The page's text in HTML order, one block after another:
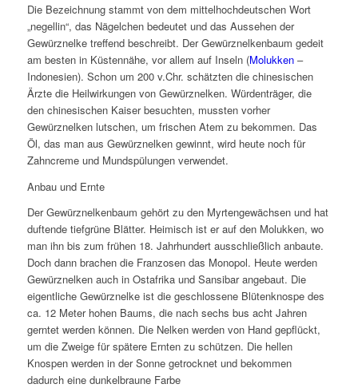
Die Bezeichnung stammt von dem mittelhochdeutschen Wort
„negellin“, das Nägelchen bedeutet und das Aussehen der
Gewürznelke treffend beschreibt. Der Gewürznelkenbaum gedeit
am besten in Küstennähe, vor allem auf Inseln (Molukken–
Indonesien). Schon um 200 v.Chr. schätzten die chinesischen
Ärzte die Heilwirkungen von Gewürznelken. Würdenträger, die
den chinesischen Kaiser besuchten, mussten vorher
Gewürznelken lutschen, um frischen Atem zu bekommen. Das
Öl, das man aus Gewürznelken gewinnt, wird heute noch für
Zahncreme und Mundspülungen verwendet.
Anbau und Ernte
Der Gewürznelkenbaum gehört zu den Myrtengewächsen und hat
duftende tiefgrüne Blätter. Heimisch ist er auf den Molukken, wo
man ihn bis zum frühen 18. Jahrhundert ausschließlich anbaute.
Doch dann brachen die Franzosen das Monopol. Heute werden
Gewürznelken auch in Ostafrika und Sansibar angebaut. Die
eigentliche Gewürznelke ist die geschlossene Blütenknospe des
ca. 12 Meter hohen Baums, die nach sechs bus acht Jahren
gerntet werden können. Die Nelken werden von Hand gepflückt,
um die Zweige für spätere Ernten zu schützen. Die hellen
Knospen werden in der Sonne getrocknet und bekommen
dadurch eine dunkelbraune Farbe